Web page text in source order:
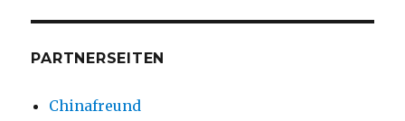
PARTNERSEITEN
Chinafreund